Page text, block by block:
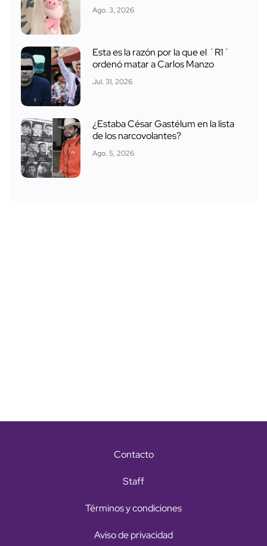
Ago. 3, 2026
Esta es la razón por la que el ´R1´
ordenó matar a Carlos Manzo
Jul. 31, 2026
¿Estaba César Gastélum en la lista
de los narcovolantes?
Ago. 5, 2026
Contacto
Staff
Términos y condiciones
Aviso de privacidad